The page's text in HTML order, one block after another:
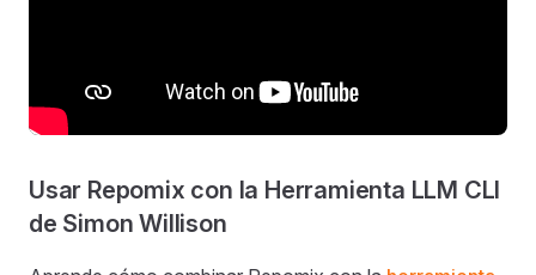
Usar Repomix con la Herramienta LLM CLI
de Simon Willison